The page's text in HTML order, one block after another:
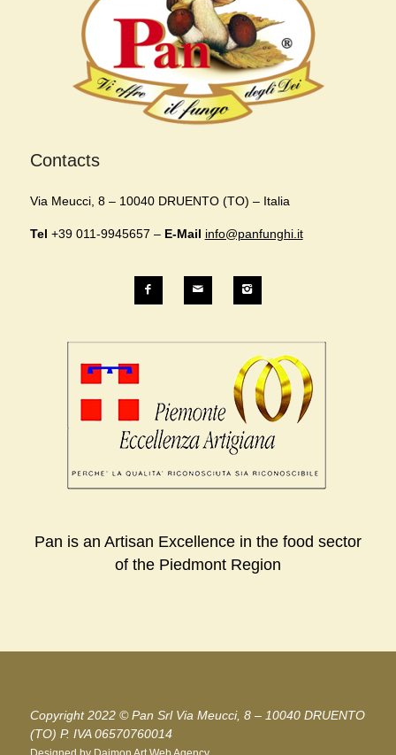
Contacts
Via Meucci, 8 – 10040 DRUENTO (TO) – Italia
Tel +39 011-9945657 – E-Mail info@panfunghi.it
Pan is an Artisan Excellence in the food sector
of the Piedmont Region
Copyright 2022 © Pan Srl Via Meucci, 8 – 10040 DRUENTO
(TO) P. IVA 06570760014